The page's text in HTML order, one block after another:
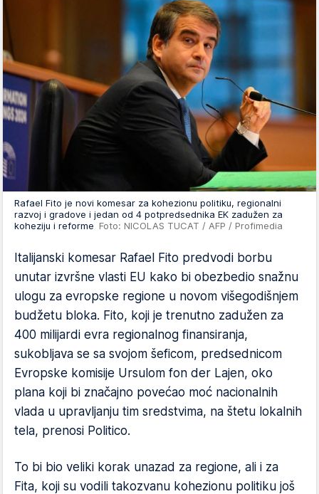
Rafael Fito je novi komesar za kohezionu politiku, regionalni
razvoj i gradove i jedan od 4 potpredsednika EK zadužen za
koheziju i reforme Foto: NICOLAS TUCAT / AFP / Profimedia
Italijanski komesar Rafael Fito predvodi borbu
unutar izvršne vlasti EU kako bi obezbedio snažnu
ulogu za evropske regione u novom višegodišnjem
budžetu bloka. Fito, koji je trenutno zadužen za
400 milijardi evra regionalnog finansiranja,
sukobljava se sa svojom šeficom, predsednicom
Evropske komisije Ursulom fon der Lajen, oko
plana koji bi značajno povećao moć nacionalnih
vlada u upravljanju tim sredstvima, na štetu lokalnih
tela, prenosi Politico.
To bi bio veliki korak unazad za regione, ali i za
Fita, koji su vodili takozvanu kohezionu politiku još